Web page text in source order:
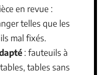
en revue :
telles que les
mal fixés.
: fauteuils à
tables sans